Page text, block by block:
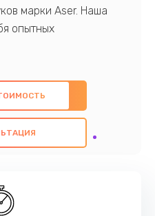
марки Aser. Наша
опытных
знаниями и
ремонт с
компонентов, а
всех
цель - предоставить
записаться на